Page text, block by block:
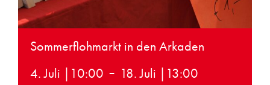
Sommerflohmarkt in den Arkaden
4. Juli |10:00 - 18. Juli |13:00